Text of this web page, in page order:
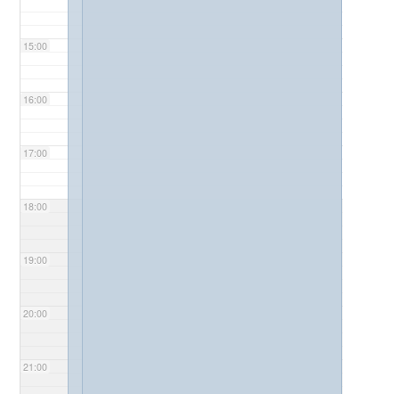
15:00
16:00
17:00
18:00
19:00
20:00
21:00